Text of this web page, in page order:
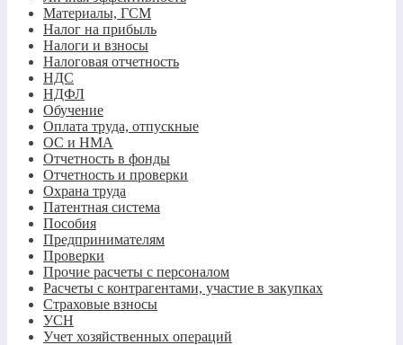
Материалы, ГСМ
Налог на прибыль
Налоги и взносы
Налоговая отчетность
НДС
НДФЛ
Обучение
Оплата труда, отпускные
ОС и НМА
Отчетность в фонды
Отчетность и проверки
Охрана труда
Патентная система
Пособия
Предпринимателям
Проверки
Прочие расчеты с персоналом
Расчеты с контрагентами, участие в закупках
Страховые взносы
УСН
Учет хозяйственных операций